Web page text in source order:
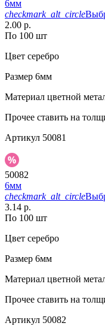
6мм
checkmark_alt_circle
2.00 р.
По 100 шт
Цвет серебро
Размер 6мм
Материал цветной
Прочее ставить на
Артикул 50081
50082
6мм
checkmark_alt_circle
3.14 р.
По 100 шт
Цвет серебро
Размер 6мм
Материал цветной
Прочее ставить на
Артикул 50082